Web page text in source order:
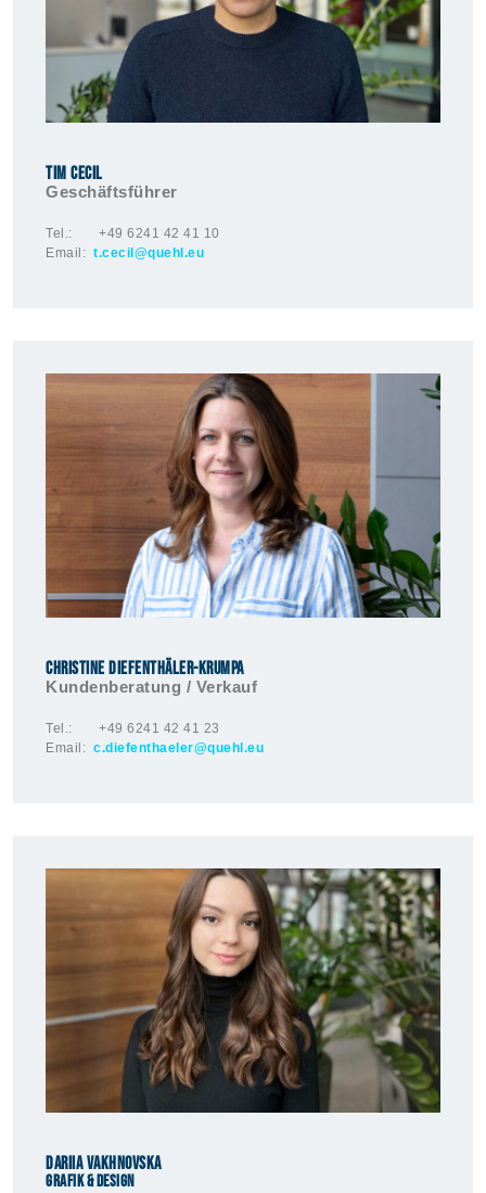
TIM CECIL
Geschäftsführer
Tel.: +49 6241 42 41 10
Email: t.cecil @quehl.eu
Christine DieFenthäler-Krumpa
Kundenberatung / Verkauf
Tel.: +49 6241 42 41 23
Email: c.diefenthaeler@quehl.eu
Dariia Vakhnovska
Grafik & Design